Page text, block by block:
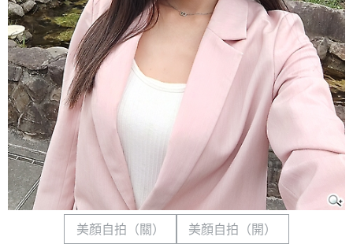
美顏自拍（關） 美顏自拍（開）